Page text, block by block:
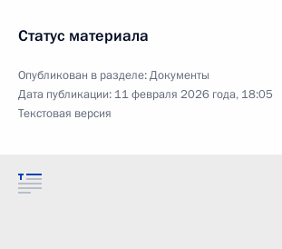
Статус материала
Опубликован в разделе:Документы
Дата публикации: 11 февраля 2026 года, 18:05
Текстовая версия